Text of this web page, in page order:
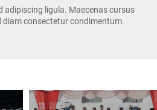
adipiscing ligula. Maecenas cursus
consectetur condimentum.